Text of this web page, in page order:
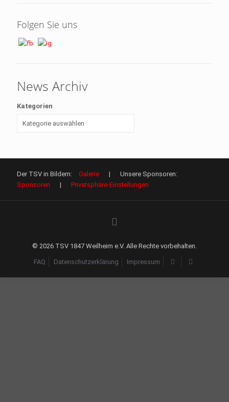
Folgen Sie uns
News Archiv
Kategorien
Der TSV in Bildern: Galerie | Unsere Sponsoren:
Sponsoren | Privatsphäre-Einstellungen
© 2026 TSV 1847 Weilheim e.V. Alle Rechte vorbehalten.
FAQ Datenschutzerklärung Impressum